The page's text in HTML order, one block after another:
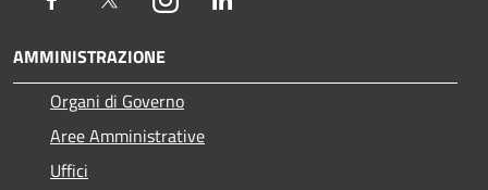
AMMINISTRAZIONE
Organi di Governo
Aree Amministrative
Uffici